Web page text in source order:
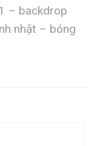
– backdrop
nhật – bóng